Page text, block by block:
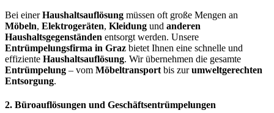
Bei einerHaushaltsauflösung müssen oft große Mengen an
Möbeln, Elektrogeräten, Kleidung und anderen
Haushaltsgegenständen entsorgt werden. Unsere
Entrümpelungsfirma in Graz bietet Ihnen eine schnelle und
effiziente Haushaltsauflösung. Wir übernehmen die gesamte
Entrümpelung – vom Möbeltransport bis zurumweltgerechten
Entsorgung.
2. Büroauflösungen und Geschäftsentrümpelungen